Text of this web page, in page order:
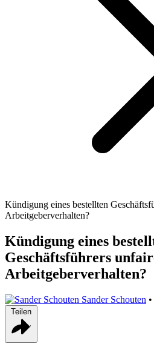
Kündigung eines bestellten
Arbeitgeberverhalten?
Kündigung eines
Geschäftsführers
Arbeitgeberverhalten?
Sander Schouten •